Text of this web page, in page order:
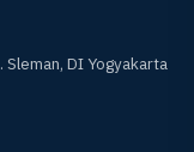
Sleman, DI Yogyakarta